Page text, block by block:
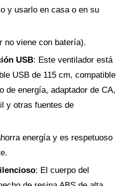
y usarlo en casa o en su
no viene con batería).
USB: Este ventilador está
USB de 115 cm, compatible
de energía, adaptador de CA,
y otras fuentes de
energía y es respetuoso
: El cuerpo del